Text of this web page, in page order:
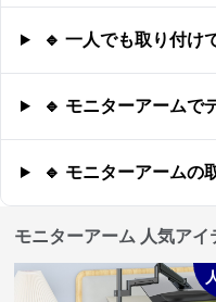
🔹 一人でも取り付け
🔹 モニターアームで
🔹 モニターアームの
モニターアーム 人気アイ